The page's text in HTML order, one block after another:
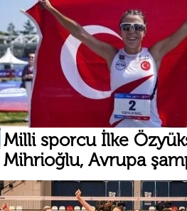
Milli sporcu İlke
Mihrioğlu, Avrupa